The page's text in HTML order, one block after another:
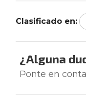
Clasificado en:
¿Alguna
Ponte en